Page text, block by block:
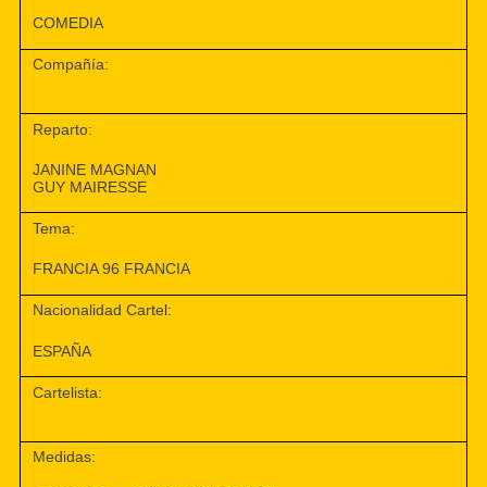
COMEDIA
Compañía:
Reparto:
JANINE MAGNAN
GUY MAIRESSE
Tema:
FRANCIA 96 FRANCIA
Nacionalidad Cartel:
ESPAÑA
Cartelista:
Medidas: